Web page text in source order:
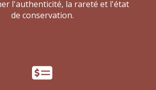
l'authenticité, la rareté et l'état
de conservation.